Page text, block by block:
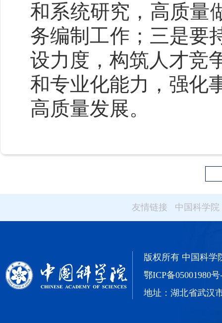
和系统研究，高质量
务编制工作；三是要
设力度，构筑人才竞
和专业化能力，强化
高质量发展。
友情链接 中国科学院
版权所有 中国科学
鄂ICP备05001980号
地址：湖北省武汉